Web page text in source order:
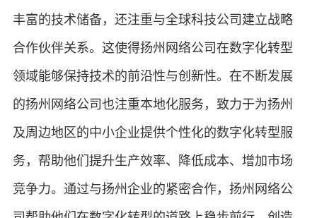
丰富的技术储备，还注重与全球科技公司建立战略
合作伙伴关系。这使得扬州网络公司在数字化转型
领域能够保持技术的前沿性与创新性。在不断发展
的扬州网络公司也注重本地化服务，致力于为扬州
及周边地区的中小企业提供个性化的数字化转型服
务，帮助他们提升生产效率、降低成本、增加市场
竞争力。通过与扬州企业的紧密合作，扬州网络公